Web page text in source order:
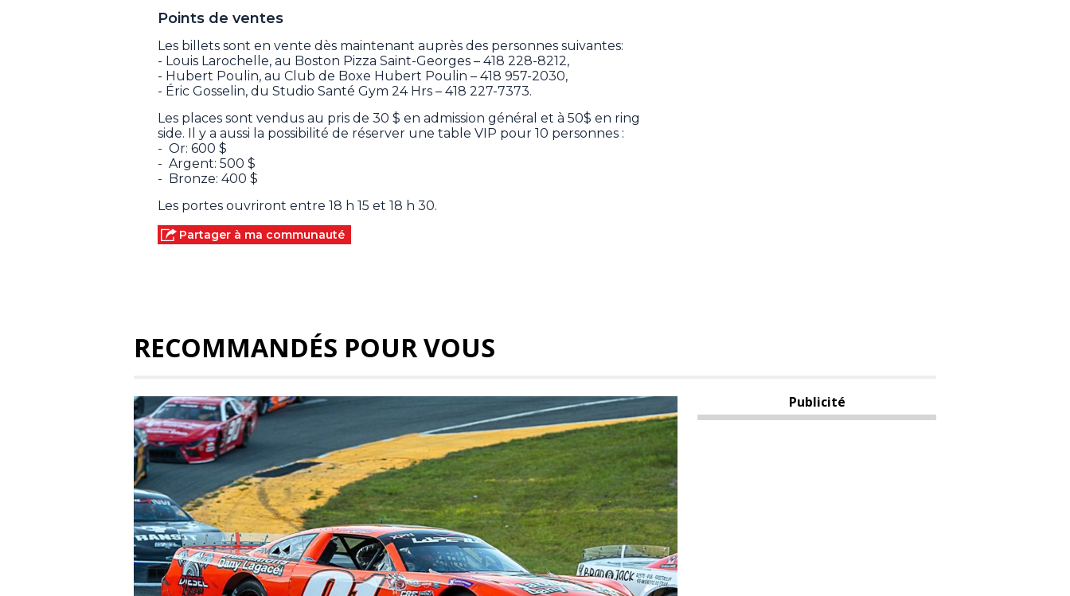
Points de ventes
Les billets sont en vente dès maintenant auprès des personnes suivantes:
- Louis Larochelle, au Boston Pizza Saint-Georges – 418 228-8212,
- Hubert Poulin, au Club de Boxe Hubert Poulin – 418 957-2030,
- Éric Gosselin, du Studio Santé Gym 24 Hrs – 418 227-7373.
Les places sont vendus au pris de 30 $ en admission général et à 50$ en ring
side. Il y a aussi la possibilité de réserver une table VIP pour 10 personnes :
- Or: 600 $
- Argent: 500 $
- Bronze: 400 $
Les portes ouvriront entre 18 h 15 et 18 h 30.
Partager à ma communauté
RECOMMANDÉS POUR VOUS
Publicité